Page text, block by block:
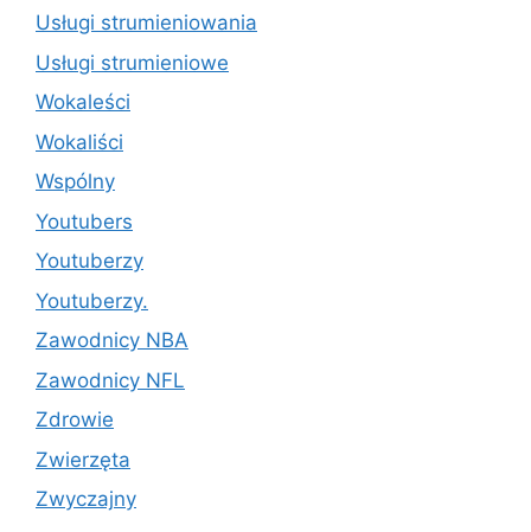
Usługi strumieniowania
Usługi strumieniowe
Wokaleści
Wokaliści
Wspólny
Youtubers
Youtuberzy
Youtuberzy.
Zawodnicy NBA
Zawodnicy NFL
Zdrowie
Zwierzęta
Zwyczajny